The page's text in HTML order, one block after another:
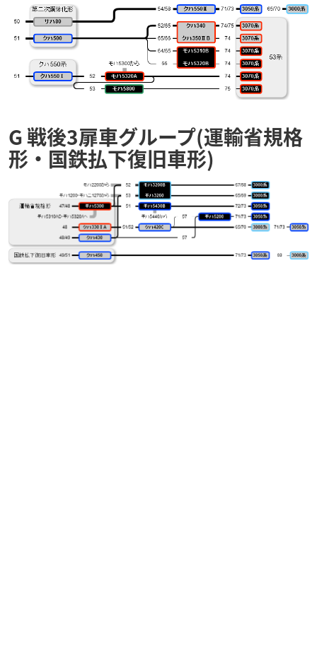
G 戦後3扉車グループ(運輸省規格
形・国鉄払下復旧車形)